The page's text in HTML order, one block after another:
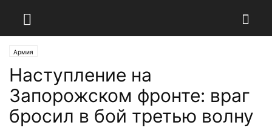
Армия
Наступление на
Запорожском фронте: враг
бросил в бой третью волну